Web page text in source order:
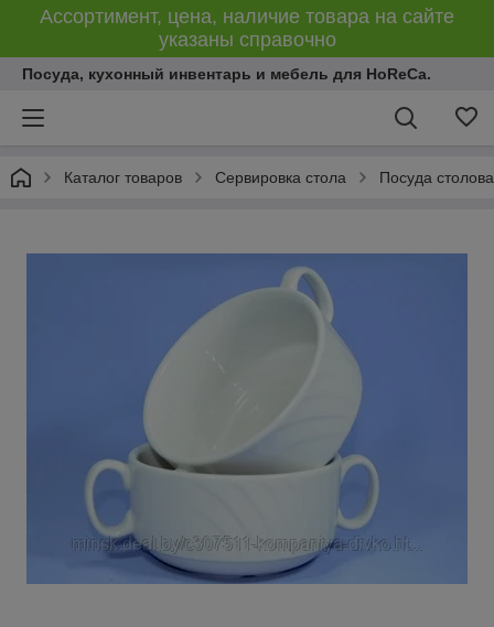
Ассортимент, цена, наличие товара на сайте
указаны справочно
Посуда, кухонный инвентарь и мебель для HoReCa.
Каталог товаров Сервировка стола Посуда